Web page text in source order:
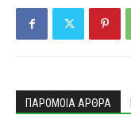
ΠΑΡΟΜΟΙΑ ΑΡΘΡΑ